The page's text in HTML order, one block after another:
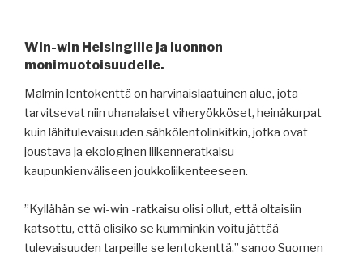
Win-win Helsingille ja luonnon
monimuotoisuudelle.
Malmin lentokenttä on harvinaislaatuinen alue, jota
tarvitsevat niin uhanalaiset viheryökköset, heinäkurpat
kuin lähitulevaisuuden sähkölentolinkitkin, jotka ovat
joustava ja ekologinen liikenneratkaisu
kaupunkienväliseen joukkoliikenteeseen.
”Kyllähän se wi-win -ratkaisu olisi ollut, että oltaisiin
katsottu, että olisiko se kumminkin voitu jättää
tulevaisuuden tarpeille se lentokenttä.” sanoo Suomen